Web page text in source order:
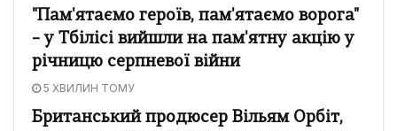
"Пам'ятаємо героїв, пам'ятаємо ворога"
– у Тбілісі вийшли на пам'ятну акцію у
річницю серпневої війни
5 ХВИЛИН ТОМУ
Британський продюсер Вільям Орбіт,